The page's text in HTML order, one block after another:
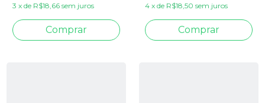
3 x de R$18,66 sem juros 4 x de R$18,50 sem juros